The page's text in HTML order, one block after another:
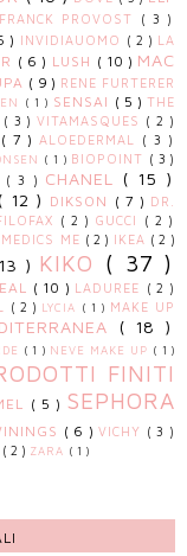
FRANCK PROVOST ( 3 )
) INVIDIAUOMO ( 2 ) LA
( 6 ) LUSH ( 10 ) MAC
( 9 ) RENE FURTERER
( 1 ) SENSAI ( 5 )THE
( 3 ) VITAMASQUES ( 2 )
( 7 ) ALOEDERMAL ( 3 )
( 1 ) BIOPOINT ( 3 )
( 3 ) CHANEL ( 15 )
( 12 ) DIKSON ( 7 ) DR.
( 2 ) GUCCI ( 2 )
ME ( 2 ) IKEA ( 2 )
) KIKO ( 37 )
( 10 ) LADUREE ( 2 )
( 2 ) LYCIA ( 1 ) MAKE UP
( 18 )
( 1 ) NEVE MAKE UP ( 1 )
FINITI
( 5 ) SEPHORA
( 6 ) VICHY ( 3 )
( 2 ) ZARA ( 1 )